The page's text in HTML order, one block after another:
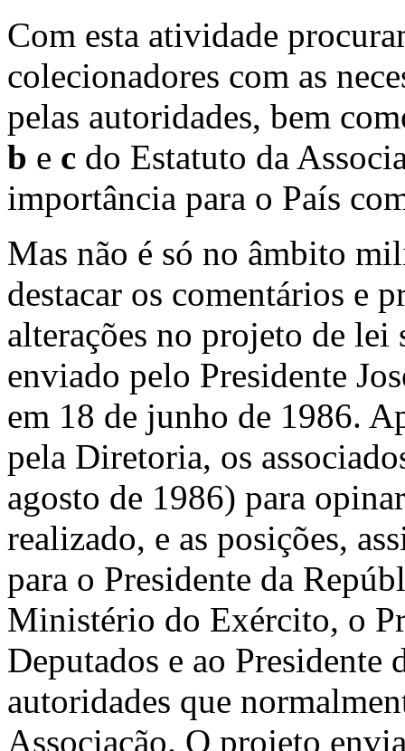
Com esta atividade
colecionadores com as
pelas autoridades, bem
b e c do Estatuto da
importância para o País
Mas não é só no âmbito
destacar os comentários e
alterações no projeto de
enviado pelo Presidente
em 18 de junho de 1986.
pela Diretoria, os
agosto de 1986) para
realizado, e as posições,
para o Presidente da
Ministério do Exército, o
Deputados e ao Presidente
autoridades que
Associação. O projeto